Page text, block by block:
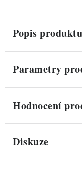
Popis produktu
Parametry
Hodnocení
Diskuze